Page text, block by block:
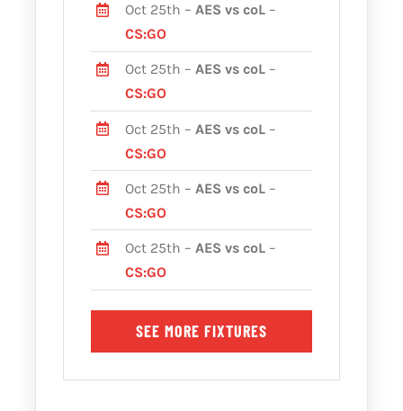
Oct 25th –AES vs coL –
CS:GO
Oct 25th –AES vs coL –
CS:GO
Oct 25th – AES vs coL –
CS:GO
Oct 25th – AES vs coL –
CS:GO
Oct 25th –AES vs coL –
CS:GO
SEE MORE FIXTURES